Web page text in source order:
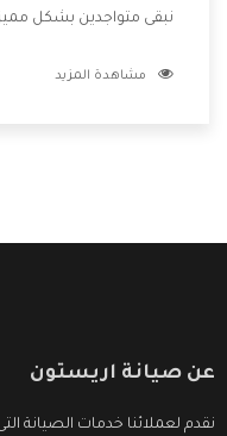
نبقى متواجدين بشكل
الشركة بها والتى تكون
مشاهدة المزيد
عن صيانة اريستون
نقدم لعملائنا خدمات الصيانة